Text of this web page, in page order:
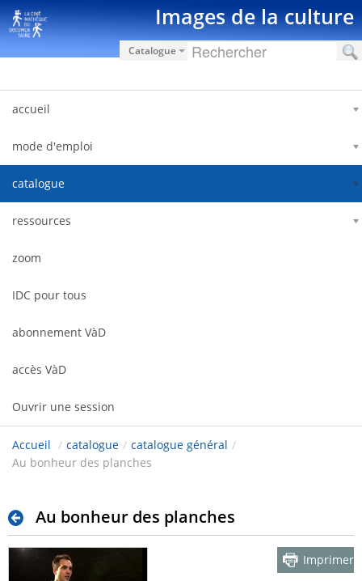
Saut au contenu Images de la culture
Catalogue
accueil
mode d'emploi
catalogue
ressources
zoom
IDC pour tous
abonnement VàD
accès VàD
Ouvrir une session
Accueil / catalogue / catalogue général /
Au bonheur des planches
Au bonheur des planches
Imprimer